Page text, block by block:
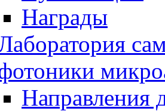
Награды
Направления